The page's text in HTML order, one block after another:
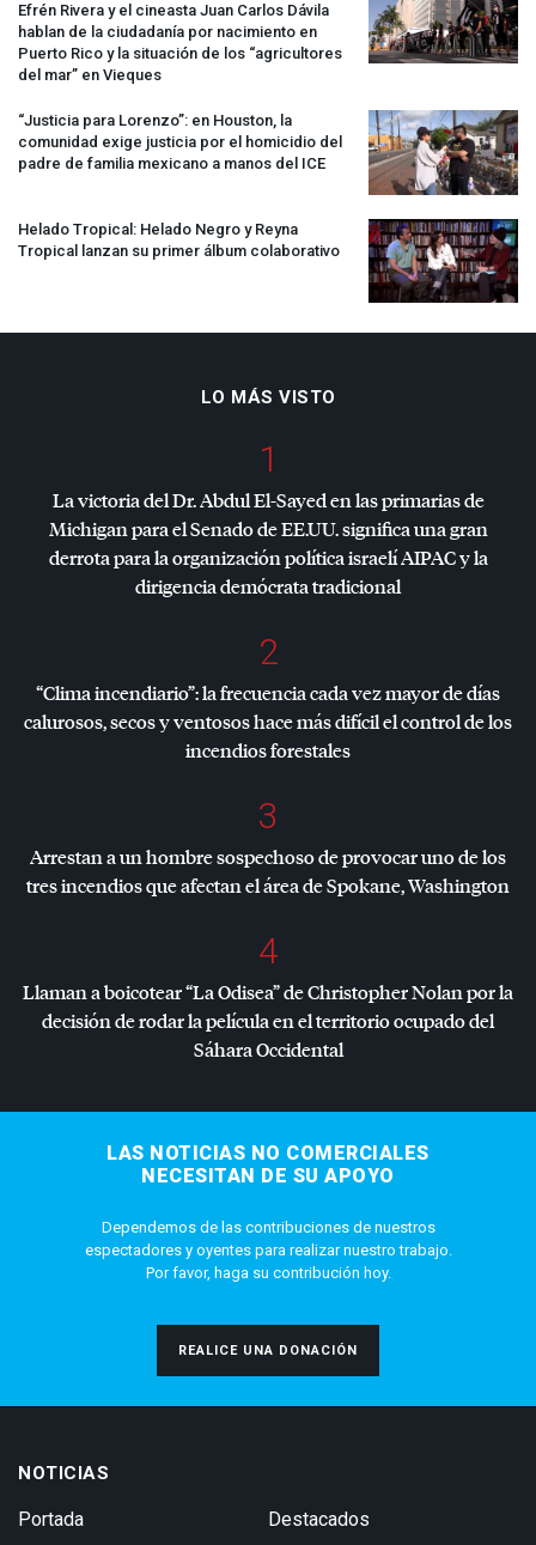
Efrén Rivera y el cineasta Juan Carlos Dávila
hablan de la ciudadanía por nacimiento en
Puerto Rico y la situación de los “agricultores
del mar” en Vieques
“Justicia para Lorenzo”: en Houston, la
comunidad exige justicia por el homicidio del
padre de familia mexicano a manos del ICE
Helado Tropical: Helado Negro y Reyna
Tropical lanzan su primer álbum colaborativo
LO MÁS VISTO
1
La victoria del Dr. Abdul El-Sayed en las primarias de
Michigan para el Senado de EE.UU. significa una gran
derrota para la organización política israelíAIPACy la
dirigencia demócrata tradicional
2
“Clima incendiario”: la frecuencia cada vez mayor de días
calurosos, secos y ventosos hace más difícil el control de los
incendios forestales
3
Arrestan a un hombre sospechoso de provocar uno de los
tres incendios que afectan el área de Spokane, Washington
4
Llaman a boicotear “La Odisea” de Christopher Nolan por la
decisión de rodar la película en el territorio ocupado del
Sáhara Occidental
LAS NOTICIAS NO COMERCIALES
NECESITAN DE SU APOYO
Dependemos de las contribuciones de nuestros
espectadores y oyentes para realizar nuestro trabajo.
Por favor, haga su contribución hoy.
REALICE UNA DONACIÓN
NOTICIAS
Portada Destacados